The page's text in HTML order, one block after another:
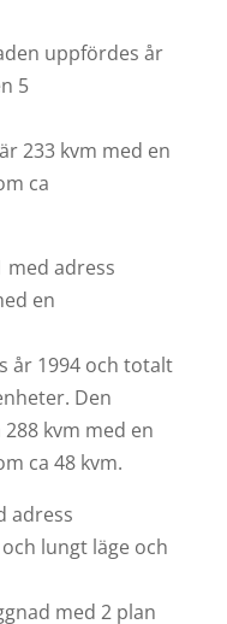
uppfördes år
5
233 kvm med en
ca
med adress
en
år 1994 och totalt
Den
kvm med en
ca 48 kvm.
adress
lungt läge och
med 2 plan